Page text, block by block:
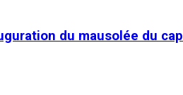
du mausolée du